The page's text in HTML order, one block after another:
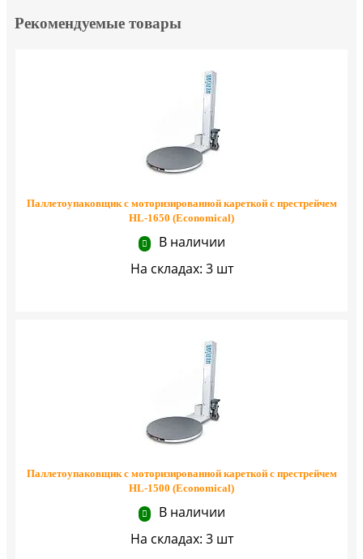
Рекомендуемые товары
Паллетоупаковщик с моторизированной кареткой с престрейчем
HL-1650 (Economical)
В наличии
На складах: 3 шт
Паллетоупаковщик с моторизированной кареткой с престрейчем
HL-1500 (Economical)
В наличии
На складах: 3 шт